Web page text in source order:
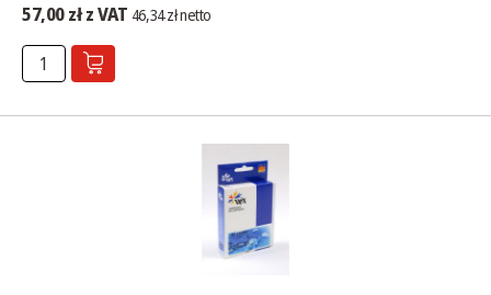
57,00 zł z VAT 46,34 zł netto